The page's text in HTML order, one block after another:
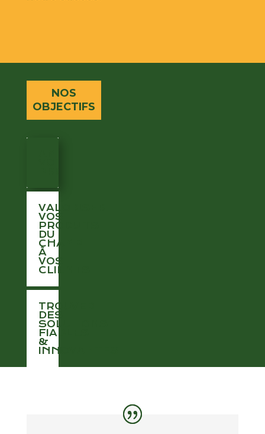
NOS
OBJECTIFS
VALORISER
VOS
PRODUITS
DU
CHAMP
À
VOS
CLIENTS
TROUVER
DES
SOLUTIONS
FIABLES
&
INNOVANTES